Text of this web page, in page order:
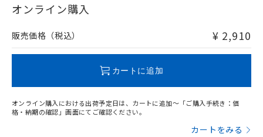
在庫等で未対応品が混在する可能性があります。
問い合わせください。
オンライン購入
販売価格（税込） ¥ 2,910
カートに追加
オンライン購入における出荷予定日は、カートに追加～「ご購入手続き：価
格・納期の確認」画面にてご確認ください。
カートをみる